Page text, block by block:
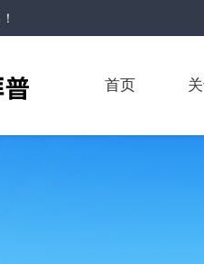
！
首页